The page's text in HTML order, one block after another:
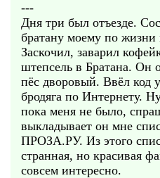
---
Дня три был отъезде.
братану моему по жизни
Заскочил, заварил
штепсель в Братана. Он
пёс дворовый. Ввёл код
бродяга по Интернету.
пока меня не было,
выкладывает он мне
ПРОЗА.РУ. Из этого
странная, но красивая
совсем интересно.